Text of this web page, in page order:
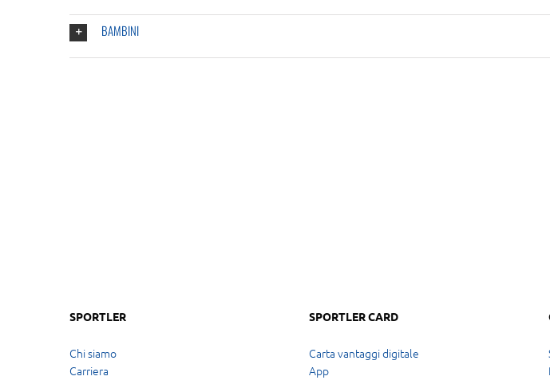
BAMBINI
SPORTLER
Chi siamo
Carriera
SPORTLER CARD
Carta vantaggi digitale
App